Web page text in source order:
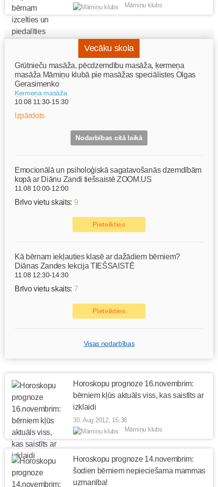
Māmiņu klubs
Vecāku skola
Grūtnieču masāža, pēcdzemdību masāža, ķermeņa
masāža Māmiņu klubā pie masāžas speciālistes Olgas
Gerasimenko
Ķermeņa masāža
10.08 11:30-15:30
Izpārdots
Nodarbības citā laikā
Emocionālā un psiholoģiskā sagatavošanās dzemdībām
kopā ar Diānu Zandi tiešsaistē ZOOM.US
11.08 10:00-12:00
Brīvo vietu skaits: 9
Pieteikties
Kā bērnam iekļauties klasē ar dažādiem bērniem?
Diānas Zandes lekcija TIEŠSAISTĒ
11.08 12:30-14:30
Brīvo vietu skaits: 7
Pieteikties
Visas nodarbības
Horoskopu prognoze 16.novembrim:
bērniem kļūs aktuāls viss, kas saistīts ar
izklaidi
30. Aug 2012, 15:36
Māmiņu klubs
Horoskopu prognoze 14.novembrim:
šodien bērniem nepieciešama mammas
uzmanība!